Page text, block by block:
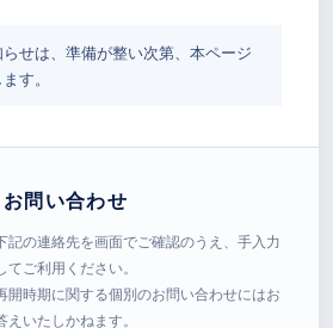
せは、準備が整い次第、本ページ
す。
お問い合わせ
記の連絡先を画面でご確認のうえ、手入力
てご利用ください。
開時期に関する個別のお問い合わせにはお
えいたしかねます。